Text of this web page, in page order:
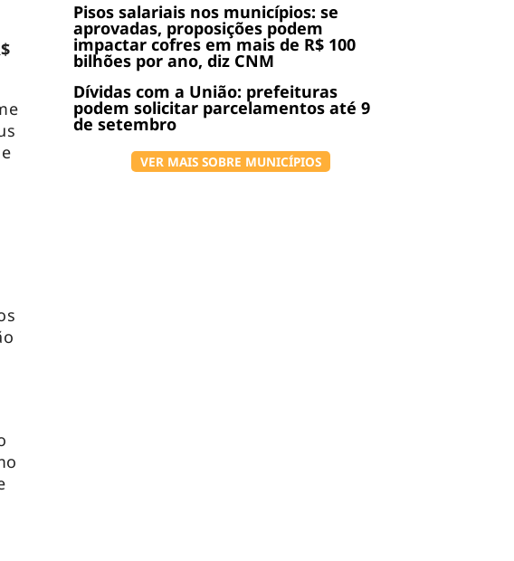
Pisos salariais nos municípios: se
aprovadas, proposições podem
impactar cofres em mais de R$ 100
bilhões por ano, diz CNM
Dívidas com a União: prefeituras
podem solicitar parcelamentos até 9
de setembro
VER MAIS SOBRE MUNICÍPIOS